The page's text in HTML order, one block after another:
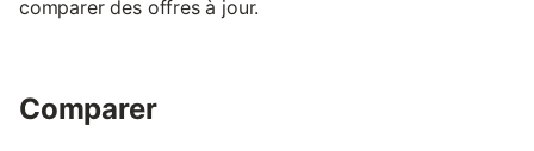
comparer des offres à jour.
Comparer